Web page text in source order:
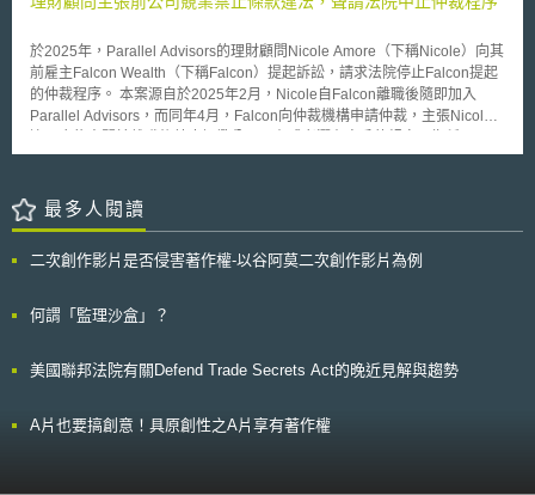
機構）、「大學共同利用機關自然科學研究機構」（大学共同利用機関法人
自然科学研究機構）、「大學共同利用機關高能量加速器研究機構」（大学
共同利用機関法人高エネルギー加速器研究機構），以及「大學共同利用機
關資訊與系統研究機構」（大学共同利用機関法人情報・システム研究機
構）等四者。
於2025年，Parallel Advisors的理財顧問Nicole Amore（下稱Nicole）向其
前雇主Falcon Wealth（下稱Falcon）提起訴訟，請求法院停止Falcon提起
的仲裁程序。 本案源自於2025年2月，Nicole自Falcon離職後隨即加入
Parallel Advisors，而同年4月，Falcon向仲裁機構申請仲裁，主張Nicole
除了下載或截圖公司客戶資訊至其個人設備外，更在尚未離職時即與客戶聯
業法》第16600條和第16600.5條規定，主張該等競業禁止及限制招攬的條
款為違法。 此類因為顧問移轉任職所引發之客戶資訊移轉爭議，在顧問產
本文為資策會科法所創智中心完成之著作，非經同意或授權，不得為轉載、
（https://www.tips.org.tw）
最多人閱讀
二次創作影片是否侵害著作權-以谷阿莫二次創作影片為例
何謂「監理沙盒」？
美國聯邦法院有關Defend Trade Secrets Act的晚近見解與趨勢
A片也要搞創意！具原創性之A片享有著作權